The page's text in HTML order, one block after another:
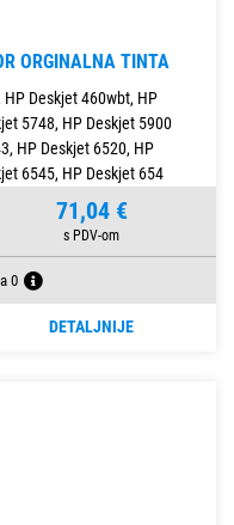
ORGINALNA TINTA
Deskjet 460wbt, HP
5748, HP Deskjet 5900
HP Deskjet 6520, HP
6545, HP Deskjet 654
71,04 €
0
DETALJNIJE